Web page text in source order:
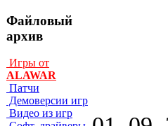
Файловый
архив
Игры от
ALAWAR
Патчи
Демоверсии игр
Видео из игр